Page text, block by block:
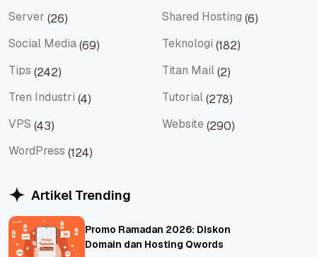
Server (26) Shared Hosting (6)
Social Media(69) Teknologi (182)
Tips (242) Titan Mail(2)
Tren Industri (4) Tutorial(278)
VPS (43) Website (290)
WordPress (124)
Artikel Trending
Promo Ramadan 2026: Diskon
Domain dan Hosting Qwords